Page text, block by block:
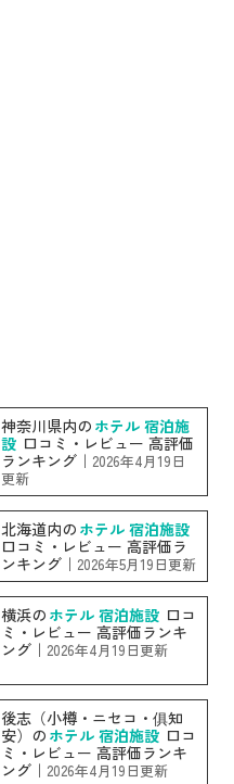
神奈川県内の ホテル 宿泊施
設 口コミ・レビュー 高評価
ランキング｜ 2026年4月19日
更新
北海道内の ホテル 宿泊施設
口コミ・レビュー 高評価ラ
ンキング｜ 2026年5月19日更新
横浜の ホテル 宿泊施設 口コ
ミ・レビュー 高評価ランキ
ング｜ 2026年4月19日更新
後志（小樽・ニセコ・俱知
安）の ホテル 宿泊施設 口コ
ミ・レビュー 高評価ランキ
ング｜ 2026年4月19日更新